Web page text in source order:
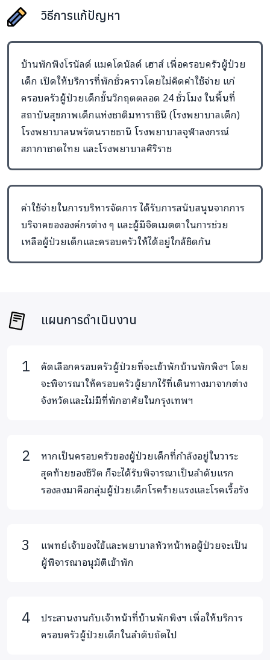
ในโรงพยาบาล
บ้านพักพิงฯ จัดเตรียมสถานที่พักให้มีความพร้อม เพื่อ
รองรับครอบครัวผู้ป่วยเด็ก
ครอบครัวที่มีผู้ป่วยเด็กขั้นวิกฤต (อายุไม่เกิน 18 ปี) มาเข้า
รับการรักษาที่โรงพยาบาล
แพทย์เจ้าของไข้ หรือ พยาบาล พิจารณาอนุมัติการเข้าพัก
ตามคุณสมบัติของผู้เข้าพักที่ได้กำหนดไว้ และทำใบส่งตัวเพื่อ
ผู้เข้าพักนำใบส่งตัวไปลงทะเบียนเพื่อเช็คอินเข้าพัก ณ
เคาน์เตอร์ลงทะเบียนบ้านพักพิงฯ
ผู้จัดการบ้านพักพิงฯ ทำการปฐมนิเทศผู้เข้าพัก พร้อมทั้ง
แจ้งกฎระเบียบการเข้าพักให้ผู้เข้าพักทราบ
เมื่อบุตรหลานได้รับการรักษาและแพทย์อนุญาตให้กลับบ้าน
ได้ ผู้เข้าพักลงทะเบียนแจ้งออกจากบ้านพักพิงฯ
ศูนย์ประสานงาน โรงพยาบาลที่เป็นมิตรกับเด็ก สถาบัน
สุขภาพเด็กแห่งชาติมหาราชินี (โรงพยาบาลเด็ก)
กลุ่มงานพยาบาลผู้ป่วยใน โรงพยาบาลนพรัตนราชธานี
สภากาชาดไทย
ฝ่ายกุมารบริรักษ์ โรงพยาบาลศิริราช
วิธีการแก้ปัญหา
บ้านพักพิงโรนัลด์ แมคโดนัลด์ เฮาส์ เพื่อครอบครัวผู้ป่วย
เด็ก เปิดให้บริการที่พักชั่วคราวโดยไม่คิดค่าใช้จ่าย แก่
ครอบครัวผู้ป่วยเด็กขั้นวิกฤตตลอด 24 ชั่วโมง ในพื้นที่
สถาบันสุขภาพเด็กแห่งชาติมหาราชินี (โรงพยาบาลเด็ก)
โรงพยาบาลนพรัตนราชธานี โรงพยาบาลจุฬาลงกรณ์
สภากาชาดไทย และโรงพยาบาลศิริราช
ค่าใช้จ่ายในการบริหารจัดการ ได้รับการสนับสนุนจากการ
บริจาคขององค์กรต่าง ๆ และผู้มีจิตเมตตาในการช่วย
เหลือผู้ป่วยเด็กและครอบครัวให้ได้อยู่ใกล้ชิดกัน
แผนการดำเนินงาน
คัดเลือกครอบครัวผู้ป่วยที่จะเข้าพักบ้านพักพิงฯ โดย
จะพิจารณาให้ครอบครัวผู้ยากไร้ที่เดินทางมาจากต่าง
จังหวัดและไม่มีที่พักอาศัยในกรุงเทพฯ
หากเป็นครอบครัวของผู้ป่วยเด็กที่กำลังอยู่ในวาระ
สุดท้ายของชีวิต ก็จะได้รับพิจารณาเป็นลำดับแรก
รองลงมาคือกลุ่มผู้ป่วยเด็กโรคร้ายแรงและโรคเรื้อรัง
แพทย์เจ้าของไข้และพยาบาลหัวหน้าหอผู้ป่วยจะเป็น
ผู้พิจารณาอนุมัติเข้าพัก
ประสานงานกับเจ้าหน้าที่บ้านพักพิงฯ เพื่อให้บริการ
ครอบครัวผู้ป่วยเด็กในลำดับถัดไป